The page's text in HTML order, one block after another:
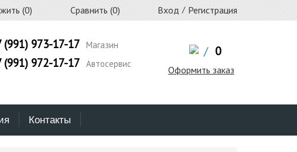
(0) Сравнить (0) Вход / Регистрация
(991) 973-17-17 Магазин
(991) 972-17-17 Автосервис
/ 0
Оформить заказ
Контакты